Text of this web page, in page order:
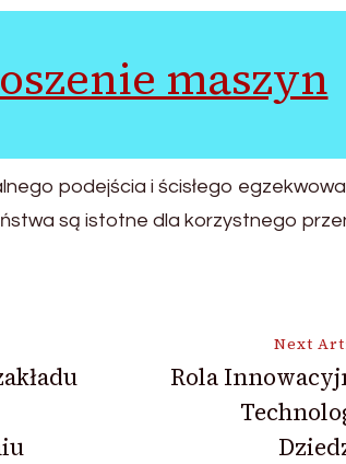
maszyn
podejścia i ścisłego
są istotne dla korzystnego
Next
Rola